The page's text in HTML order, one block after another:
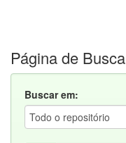
Página de Busca
Buscar em: